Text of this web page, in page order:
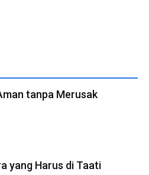
tanpa Merusak
yang Harus di Taati